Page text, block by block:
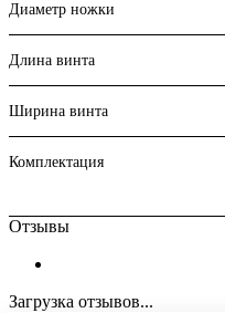
Диаметр ножки
Длина винта
Ширина винта
Комплектация
Отзывы
Загрузка отзывов...